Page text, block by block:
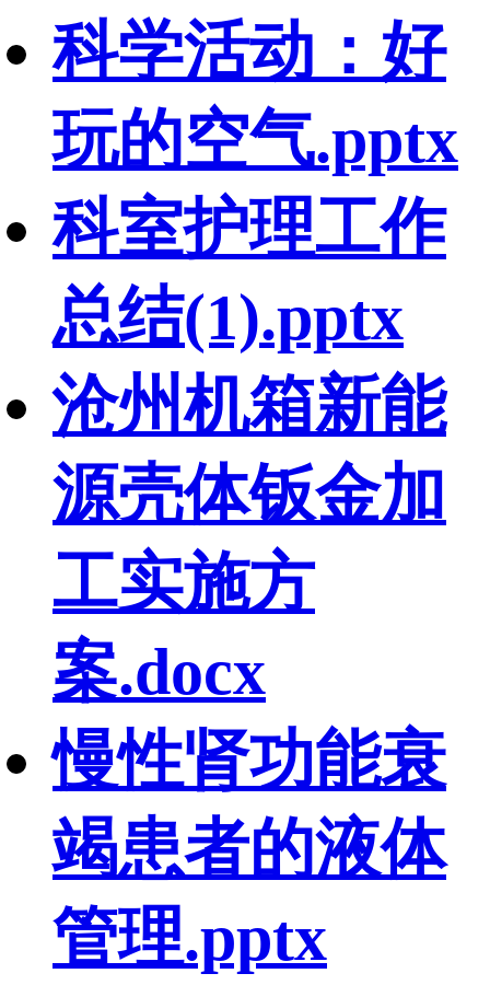
科学活动：好
玩的空气.pptx
科室护理工作
总结(1).pptx
沧州机箱新能
源壳体钣金加
工实施方
案.docx
慢性肾功能衰
竭患者的液体
管理.pptx